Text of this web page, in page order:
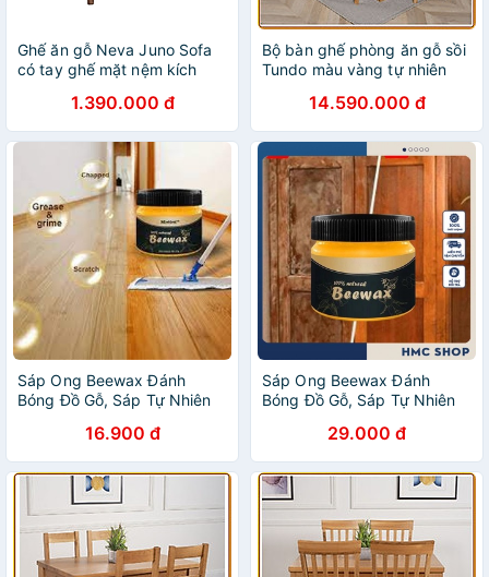
Ghế ăn gỗ Neva Juno Sofa
có tay ghế mặt nệm kích
1.390.000 đ
Bộ bàn ghế phòng ăn gỗ sồi
Tundo màu vàng tự nhiên
14.590.000 đ
Sáp Ong Beewax Đánh
Bóng Đồ Gỗ, Sáp Tự Nhiên
Gỗ - Sàn Gỗ Đa Năng
16.900 đ
Sáp Ong Beewax Đánh
Bóng Đồ Gỗ, Sáp Tự Nhiên
Gỗ - Sàn Gỗ Đa Năng
29.000 đ